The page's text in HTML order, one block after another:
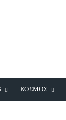
ΚΟΣΜΟΣ